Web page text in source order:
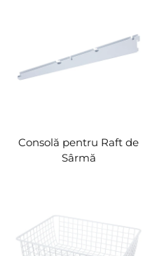
Consolă pentru Raft de
Sârmă